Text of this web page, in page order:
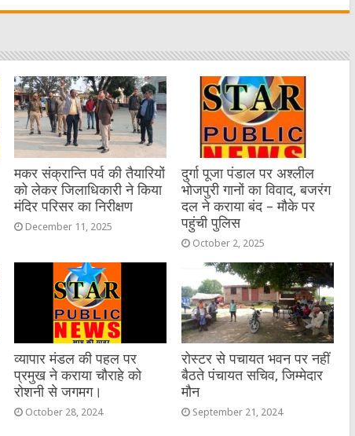
ss
n
g
er
at
A
p
p
मकर संक्रान्ति पर्व की तैयारियों
को लेकर जिलाधिकारी ने किया
मंदिर परिसर का निरीक्षण
December 11, 2025
दुर्गा पूजा पंडाल पर अश्लील
भोजपुरी गानों का विवाद, बजरंग
दल ने कराया बंद – मौके पर
पहुंची पुलिस
October 2, 2025
व्यापार मंडल की पहल पर
प्रमुख ने कराया चौराहे को
रोशनी से जगमग।
October 28, 2024
रोस्टर से पचायत भवन पर नहीं
बैठते पंचायत सचिव, जिम्मेदार
मौन
September 21, 2024